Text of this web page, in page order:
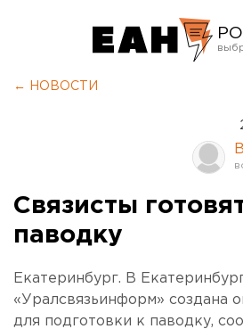
← НОВОСТИ
Связисты
паводку
Екатеринбург. В
«Уралсвязьинформ» создана
для подготовки к паводку,